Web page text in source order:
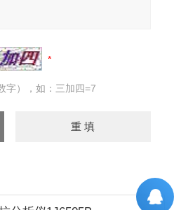
字），如：三加四=7